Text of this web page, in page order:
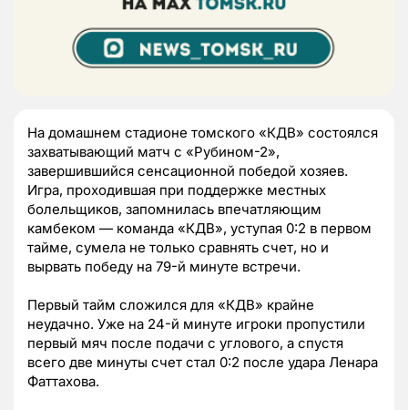
На домашнем стадионе томского «КДВ» состоялся
захватывающий матч с «Рубином-2»,
завершившийся сенсационной победой хозяев.
Игра, проходившая при поддержке местных
болельщиков, запомнилась впечатляющим
камбеком — команда «КДВ», уступая 0:2 в первом
тайме, сумела не только сравнять счет, но и
вырвать победу на 79-й минуте встречи.
Первый тайм сложился для «КДВ» крайне
неудачно. Уже на 24-й минуте игроки пропустили
первый мяч после подачи с углового, а спустя
всего две минуты счет стал 0:2 после удара Ленара
Фаттахова.